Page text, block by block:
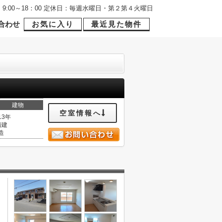
9:00～18：00 定休日：毎週水曜日・第２第４火曜日
わせ お気に入り 最近見た物件
建物
年
建
空室情報へ